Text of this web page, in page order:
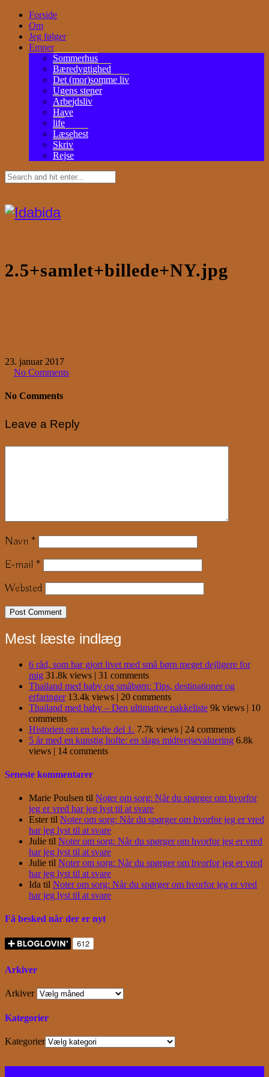
Forside
Om
Jeg følger
Emner
Sommerhus
Bæredygtighed
Det (mor)somme liv
Ugens stener
Arbejdsliv
Have
life
Læsehest
Skriv
Rejse
2.5+samlet+billede+NY.jpg
23. januar 2017
No Comments
No Comments
Leave a Reply
Navn *
E-mail *
Websted
Mest læste indlæg
6 råd, som har gjort livet med små børn meget dejligere for
mig 31.8k views | 31 comments
Thailand med baby og småbørn: Tips, destinationer og
erfaringer 13.4k views | 20 comments
Thailand med baby – Den ultimative pakkeliste 9k views | 10
comments
Historien om en hofte del 1. 7.7k views | 24 comments
5 år med en kunstig hofte: en slags midtvejsevaluering 6.8k
views | 14 comments
Seneste kommentarer
Marie Poulsen til Noter om sorg: Når du spørger om hvorfor
jeg er vred har jeg lyst til at svare
Estertil Noter om sorg: Når du spørger om hvorfor jeg er vred
har jeg lyst til at svare
Julie til Noter om sorg: Når du spørger om hvorfor jeg er vred
har jeg lyst til at svare
Julie til Noter om sorg: Når du spørger om hvorfor jeg er vred
har jeg lyst til at svare
Ida til Noter om sorg: Når du spørger om hvorfor jeg er vred
har jeg lyst til at svare
Få besked når der er nyt
Arkiver
Arkiver
Kategorier
Kategorier